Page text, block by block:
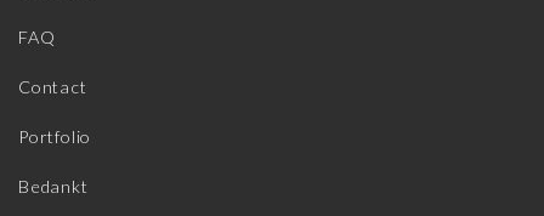
FAQ
Contact
Portfolio
Bedankt